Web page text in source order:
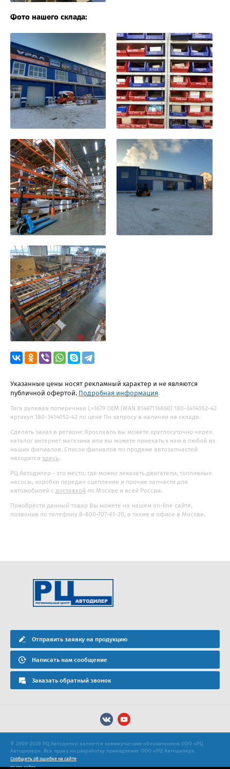
Фото нашего склада:
Указанные цены носят рекламный характер и не являются
публичной офертой. Подробная информация
Тяга рулевая поперечная L=1679 OEM (MAN 81467116860) 180-3414052-42
артикул 180-3414052-42 по цене По запросу в наличии на складе.
Сделать заказ в регионе Ярославль вы можете круглосуточно через
каталог интернет магазина или вы можете приехать к нам в любой из
наших филиалов. Список филиалов по продаже автозапчастей
находятся здесь.
РЦ Автодилер - это место, где можно заказать двигатели, топливные
насосы, коробки передач сцепление и прочие запчасти для
автомобилей с доставкой по Москве и всей России.
Приобрести данный товар Вы можете на нашем on-line сайте,
позвонив по телефону 8-800-707-61-20, а также в офисе в Москве.
Отправить заявку на продукцию
Написать нам сообщение
Заказать обратный звонок
© 2000-2026 РЦ Автодилер является коммерческим обозначением ООО «РЦ
Автодилер». Все права на разработку принадлежат ООО «РЦ Автодилер».
Сообщить об ошибке на сайте
Карта сайта